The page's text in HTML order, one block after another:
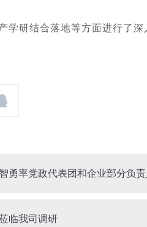
学研结合落地等方面进行了深
勇率党政代表团和企业部分负
临我司调研